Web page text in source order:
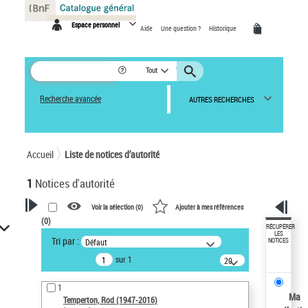
Espace personnel Aide Une question ? Historique
Tout
Recherche avancée AUTRES RECHERCHES
Accueil Liste de notices d’autorité
1 Notices d'autorité
VOTRE RECHERCHE
Recherche avancée dans les
notices d’autorité
Œuvres liées à l'auteur :
Temperton, Rod (1947-2016)
Voir la sélection (0) Ajouter à mes références
(0)
Tri par : Défaut
sur 1
20
résultats/page
1
Temperton, Rod (1947-2016)
RÉCUPÉRER
LES
NOTICES
Ma
Panneau de gestion des cookies